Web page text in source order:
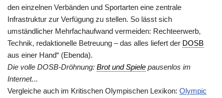
den einzelnen Verbänden und Sportarten eine zentrale
Infrastruktur zur Verfügung zu stellen. So lässt sich
umständlicher Mehrfachaufwand vermeiden: Rechteerwerb,
Technik, redaktionelle Betreuung – das alles liefert der DOSB
aus einer Hand“ (Ebenda).
Die volle DOSB-Dröhnung: Brot und Spiele pausenlos im
Internet...
Vergleiche auch im Kritischen Olympischen Lexikon: Olympic